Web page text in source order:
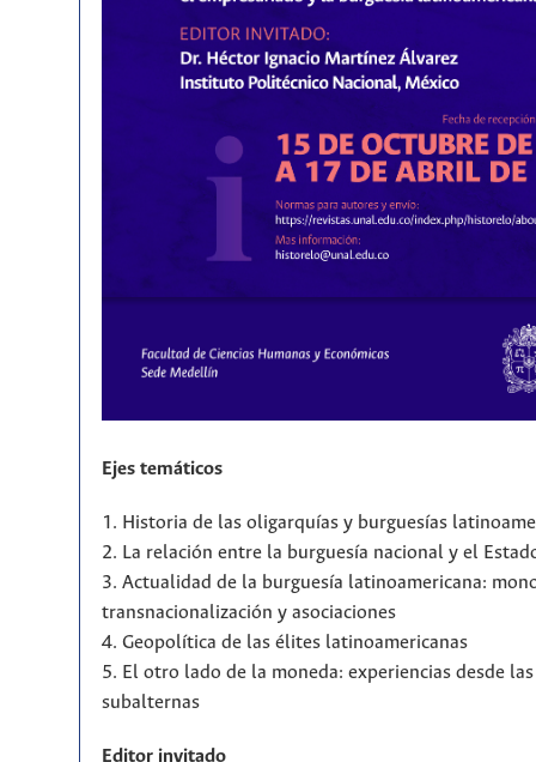
Ejes temáticos
1. Historia de las oligarquías y burguesías
2. La relación entre la burguesía nacional y el
3. Actualidad de la burguesía latinoamericana:
transnacionalización y asociaciones
4. Geopolítica de las élites latinoamericanas
5. El otro lado de la moneda: experiencias desde
subalternas
Editor invitado